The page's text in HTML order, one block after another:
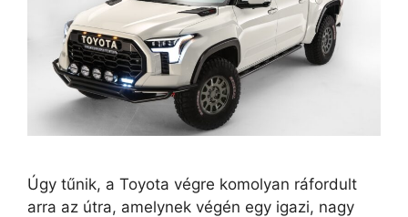
Úgy tűnik, a Toyota végre komolyan ráfordult
arra az útra, amelynek végén egy igazi, nagy